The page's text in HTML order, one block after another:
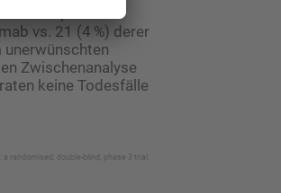
Zeitpunkt der
vs. 21 (4 %) derer
unerwünschten
Zwischenanalyse
keine Todesfälle
randomised, double-blind, phase 3 trial,